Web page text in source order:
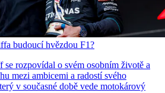
budoucí hvězdou F1?
se rozpovídal o svém osobním životě a
mezi ambicemi a radostí svého
v současné době vede motokárový